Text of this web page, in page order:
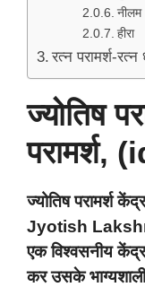
नीलम
हीरा
रत्न परामर्श-
ज्योतिष
परामर्श,
ज्योतिष परामर्श
Jyotish
एक विश्वसनीय
कर उसके भाग्यशाली